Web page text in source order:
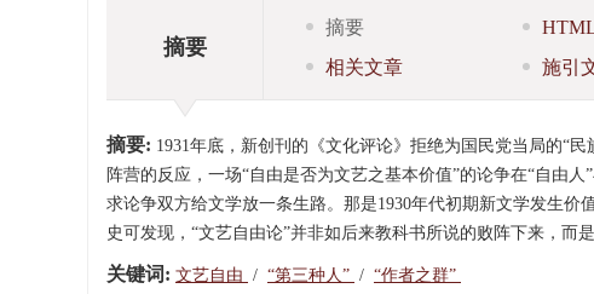
摘要
摘要
相关文章
施引
摘要: 1931年底，新创刊的《文化评论》拒绝为国民党当局的“
阵营的反应，一场“自由是否为文艺之基本价值”的论争在“自由
求论争双方给文学放一条生路。那是1930年代初期新文学发生
史可发现，“文艺自由论”并非如后来教科书所说的败阵下来，而
关键词: 文艺自由 / “第三种人” / “作者之群”